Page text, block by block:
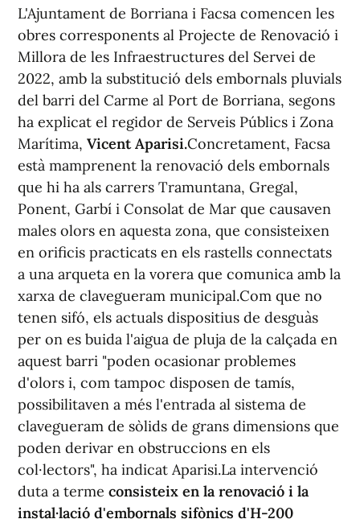
L'Ajuntament de Borriana i Facsa comencen les
obres corresponents al Projecte de Renovació i
Millora de les Infraestructures del Servei de
2022, amb la substitució dels embornals pluvials
del barri del Carme al Port de Borriana, segons
ha explicat el regidor de Serveis Públics i Zona
Marítima, Vicent Aparisi.Concretament, Facsa
està mamprenent la renovació dels embornals
que hi ha als carrers Tramuntana, Gregal,
Ponent, Garbí i Consolat de Mar que causaven
males olors en aquesta zona, que consisteixen
en orificis practicats en els rastells connectats
a una arqueta en la vorera que comunica amb la
xarxa de clavegueram municipal.Com que no
tenen sifó, els actuals dispositius de desguàs
per on es buida l'aigua de pluja de la calçada en
aquest barri "poden ocasionar problemes
d'olors i, com tampoc disposen de tamís,
possibilitaven a més l'entrada al sistema de
clavegueram de sòlids de grans dimensions que
poden derivar en obstruccions en els
col·lectors", ha indicat Aparisi.La intervenció
duta a terme consisteix en la renovació i la
instal·lació d'embornals sifònics d'H-200